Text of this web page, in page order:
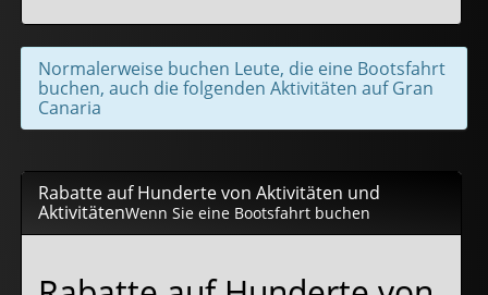
Normalerweise buchen Leute, die eine Bootsfahrt
buchen, auch die folgenden Aktivitäten auf Gran
Canaria
Rabatte auf Hunderte von Aktivitäten und
AktivitätenWenn Sie eine Bootsfahrt buchen